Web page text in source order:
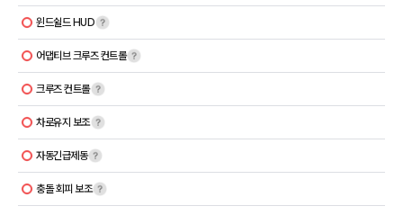
윈드쉴드 HUD
어댑티브 크루즈 컨트롤
크루즈 컨트롤
차로유지 보조
자동긴급제동
충돌 회피 보조